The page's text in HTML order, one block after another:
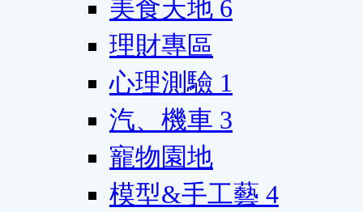
美食天地 6
理財專區
心理測驗 1
汽、機車 3
寵物園地
模型&手工藝 4